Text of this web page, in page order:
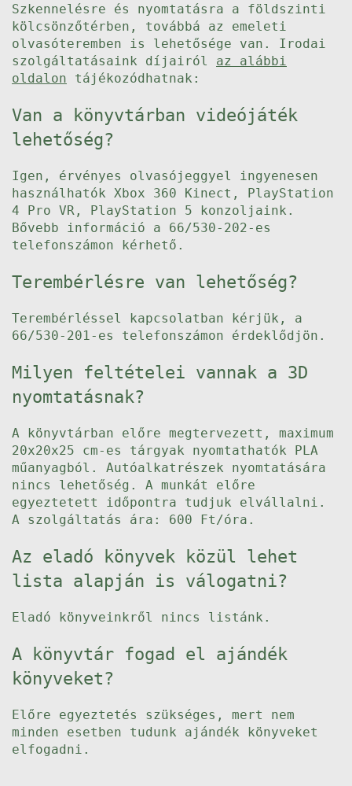
Szkennelésre és nyomtatásra a földszinti
kölcsönzőtérben, továbbá az emeleti
olvasóteremben is lehetősége van. Irodai
szolgáltatásaink díjairól az alábbi
oldalon tájékozódhatnak:
Van a könyvtárban videójáték
lehetőség?
Igen, érvényes olvasójeggyel ingyenesen
használhatók Xbox 360 Kinect, PlayStation
4 Pro VR, PlayStation 5 konzoljaink.
Bővebb információ a 66/530-202-es
telefonszámon kérhető.
Terembérlésre van lehetőség?
Terembérléssel kapcsolatban kérjük, a
66/530-201-es telefonszámon érdeklődjön.
Milyen feltételei vannak a 3D
nyomtatásnak?
A könyvtárban előre megtervezett, maximum
20x20x25 cm-es tárgyak nyomtathatók PLA
műanyagból. Autóalkatrészek nyomtatására
nincs lehetőség. A munkát előre
egyeztetett időpontra tudjuk elvállalni.
A szolgáltatás ára: 600 Ft/óra.
Az eladó könyvek közül lehet
lista alapján is válogatni?
Eladó könyveinkről nincs listánk.
A könyvtár fogad el ajándék
könyveket?
Előre egyeztetés szükséges, mert nem
minden esetben tudunk ajándék könyveket
elfogadni.